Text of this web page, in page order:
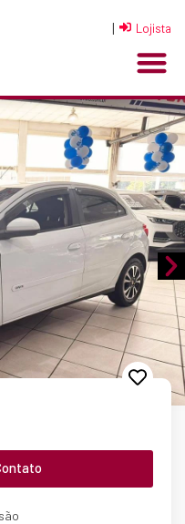
| Lojista